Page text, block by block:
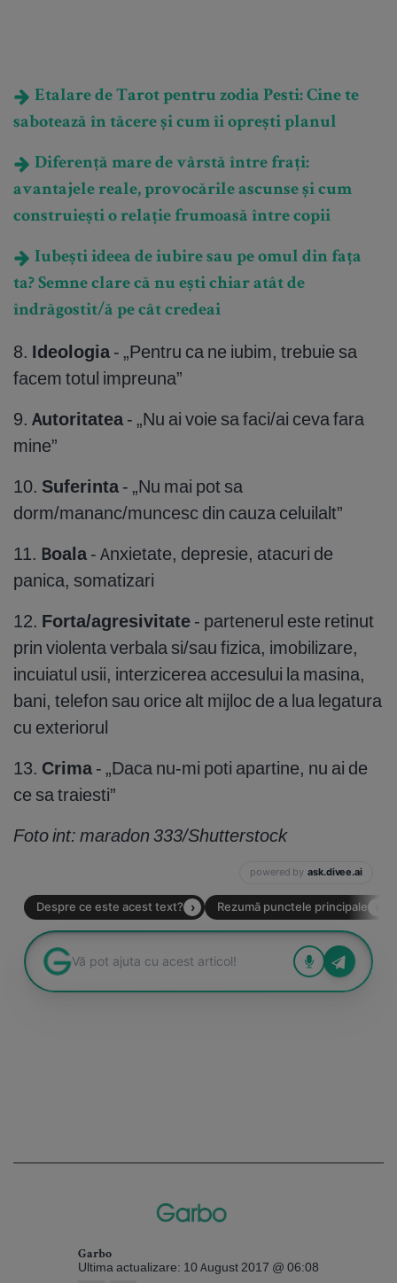
Etalare de Tarot pentru zodia Pesti: Cine te
sabotează în tăcere și cum îi oprești planul
Diferență mare de vârstă între frați:
avantajele reale, provocările ascunse și cum
construiești o relație frumoasă între copii
Iubești ideea de iubire sau pe omul din fața
ta? Semne clare că nu ești chiar atât de
îndrăgostit/ă pe cât credeai
8. Ideologia - „Pentru ca ne iubim, trebuie sa
facem totul impreuna”
9. Autoritatea - „Nu ai voie sa faci/ai ceva fara
mine”
10. Suferinta - „Nu mai pot sa
dorm/mananc/muncesc din cauza celuilalt”
11. Boala - Anxietate, depresie, atacuri de
panica, somatizari
12. Forta/agresivitate - partenerul este retinut
prin violenta verbala si/sau fizica, imobilizare,
incuiatul usii, interzicerea accesului la masina,
bani, telefon sau orice alt mijloc de a lua legatura
cu exteriorul
13. Crima - „Daca nu-mi poti apartine, nu ai de
ce sa traiesti”
Foto int: maradon 333/Shutterstock
Garbo
Ultima actualizare: 10 August 2017 @ 06:08